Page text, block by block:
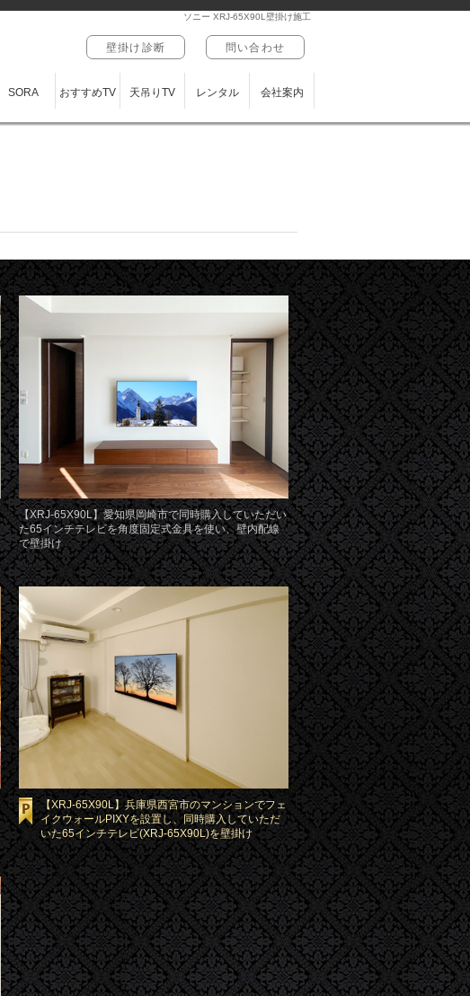
ソニー XRJ-65X90L壁掛け施工
壁掛け診断 問い合わせ
SORA おすすめTV 天吊りTV レンタル 会社案内
【XRJ-65X90L】愛知県岡崎市で同時購入していただい
た65インチテレビを角度固定式金具を使い、壁内配線
で壁掛け
【XRJ-65X90L】兵庫県西宮市のマンションでフェ
イクウォールPIXYを設置し、同時購入していただ
いた65インチテレビ(XRJ-65X90L)を壁掛け